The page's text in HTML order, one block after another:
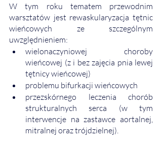
W tym roku tematem przewodnim
warsztatów jest rewaskularyzacja tętnic
wieńcowych ze szczególnym
uwzględnieniem:
wielonaczyniowej choroby
wieńcowej (z i bez zajęcia pnia lewej
tętnicy wieńcowej)
problemu bifurkacji wieńcowych
przezskórnego leczenia chorób
strukturalnych serca (w tym
interwencje na zastawce aortalnej,
mitralnej oraz trójdzielnej).